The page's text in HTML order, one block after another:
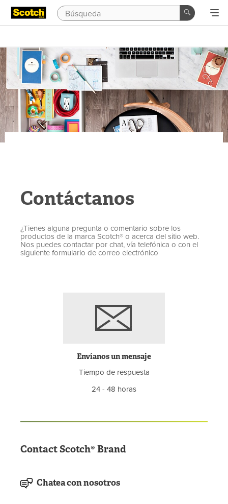
Contáctanos
¿Tienes alguna pregunta o comentario sobre los
productos de la marca Scotch® o acerca del sitio web.
Nos puedes contactar por chat, vía telefónica o con el
siguiente formulario de correo electrónico
Envíanos un mensaje
Tiempo de respuesta
24 - 48 horas
Contact Scotch® Brand
Chatea con nosotros